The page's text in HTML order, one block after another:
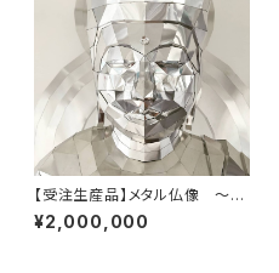
【受注生産品】メタル仏像 ～P
olygon DAINICHINYORAI
ポリゴン大日如来像～
¥2,000,000